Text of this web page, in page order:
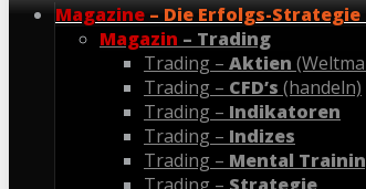
Magazine – Die Erfolgs-Strategie
Magazin – Trading
Trading – Aktien
Trading – CFD’s (handeln)
Trading – Indikatoren
Trading – Indizes
Trading – Mental